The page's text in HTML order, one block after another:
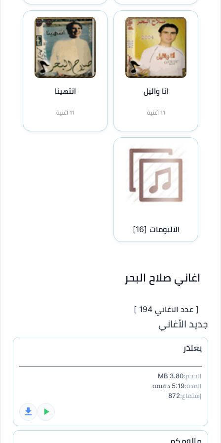
انا واليل
11 أغنية
انتهينا
11 أغنية
الالبومات [16]
اغاني صلاح البحر
[ عدد الاغاني 194 ]
جديد الأغاني
يعتذر
الحجم:3.80 MB
المدة:5:19 دقيقة
إستماع:872
مالومكم